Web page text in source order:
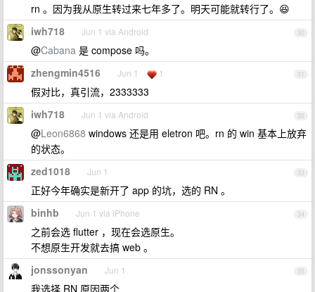
rn 。因为我从原生转过来七年多了。明天可能就转行了。😆
30
iwh718 Jun 1 via Android
@Cabana 是 compose 吗。
31
zhengmin4516 Jun 1 1
假对比，真引流，2333333
32
iwh718 Jun 1 via Android
@Leon6868 windows 还是用 eletron 吧。rn 的 win 基本上放弃
的状态。
33
zed1018 Jun 1
正好今年确实是新开了 app 的坑，选的 RN 。
34
binhb Jun 1 via iPhone
之前会选 flutter ，现在会选原生。
不想原生开发就去搞 web 。
35
jonssonyan Jun 1
我选择 RN 原因两个